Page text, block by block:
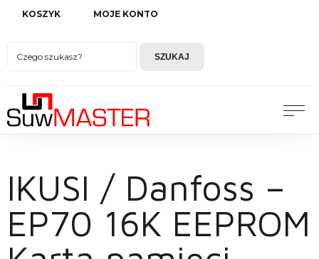
KOSZYK MOJE KONTO
SZUKAJ
IKUSI / Danfoss –
EP70 16K EEPROM